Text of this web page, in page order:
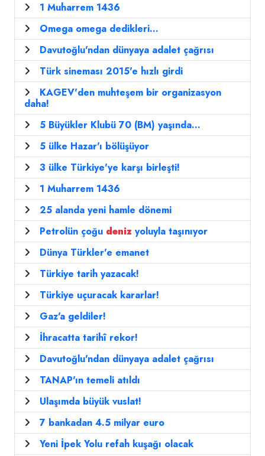
1 Muharrem 1436
Omega omega dedikleri...
Davutoğlu'ndan dünyaya adalet çağrısı
Türk sineması 2015'e hızlı girdi
KAGEV'den muhteşem bir organizasyon
daha!
5 Büyükler Klubü 70 (BM) yaşında...
5 ülke Hazar'ı bölüşüyor
3 ülke Türkiye'ye karşı birleşti!
1 Muharrem 1436
25 alanda yeni hamle dönemi
Petrolün çoğu deniz yoluyla taşınıyor
Dünya Türkler'e emanet
Türkiye tarih yazacak!
Türkiye uçuracak kararlar!
Gaz'a geldiler!
İhracatta tarihî rekor!
Davutoğlu'ndan dünyaya adalet çağrısı
TANAP'ın temeli atıldı
Ulaşımda büyük vuslat!
7 bankadan 4.5 milyar euro
Yeni İpek Yolu refah kuşağı olacak